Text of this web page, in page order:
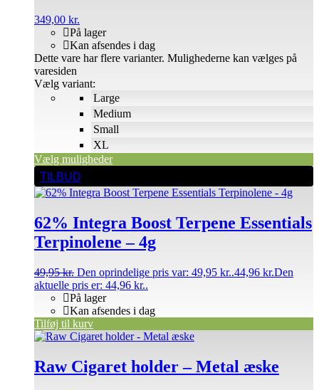
349,00 kr.
På lager
Kan afsendes i dag
Vælg variant:
Vælg muligheder
Dette vare har flere varianter. Mulighederne kan vælges på
varesiden
Large
Medium
Small
XL
TILBUD
62% Integra Boost Terpene Essentials
Terpinolene – 4g
49,95kr. Den oprindelige pris var: 49,95 kr..44,96 kr.Den
aktuelle pris er: 44,96 kr..
På lager
Kan afsendes i dag
Tilføj til kurv
Raw Cigaret holder – Metal æske